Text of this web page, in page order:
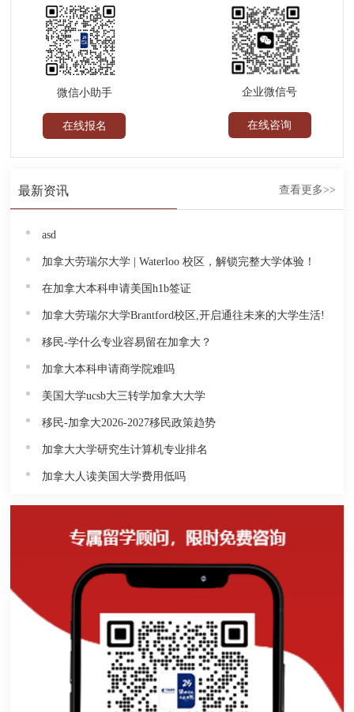
微信小助手
在线报名
企业微信号
在线咨询
最新资讯 查看更多>>
asd
加拿大劳瑞尔大学 | Waterloo 校区，解锁完整大学体验！
在加拿大本科申请美国h1b签证
加拿大劳瑞尔大学Brantford校区,开启通往未来的大学生活!
移民-学什么专业容易留在加拿大？
加拿大本科申请商学院难吗
美国大学ucsb大三转学加拿大大学
移民-加拿大2026-2027移民政策趋势
加拿大大学研究生计算机专业排名
加拿大人读美国大学费用低吗